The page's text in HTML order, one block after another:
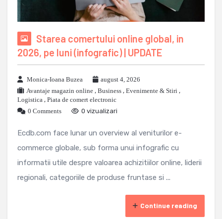
Starea comertului online global, in
2026, pe luni (infografic) | UPDATE
Monica-Ioana Buzea
august 4, 2026
Avantaje magazin online , Business , Evenimente & Stiri ,
Logistica , Piata de comert electronic
0 Comments
0 vizualizari
Ecdb.com face lunar un overview al veniturilor e-
commerce globale, sub forma unui infografic cu
informatii utile despre valoarea achizitiilor online, liderii
regionali, categoriile de produse fruntase si ...
Continue reading